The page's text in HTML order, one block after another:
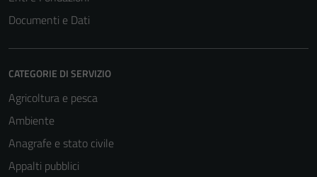
Documenti e Dati
CATEGORIE DI SERVIZIO
Agricoltura e pesca
Ambiente
Anagrafe e stato civile
Appalti pubblici